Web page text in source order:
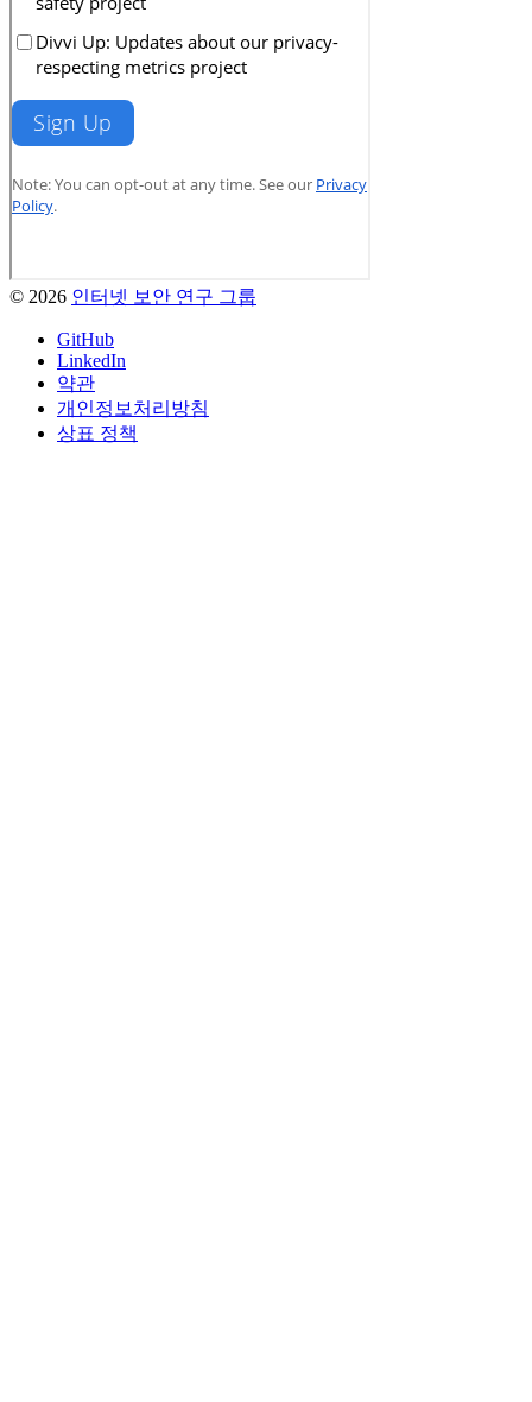
© 2026 인터넷 보안 연구 그룹
GitHub
LinkedIn
약관
개인정보처리방침
상표 정책